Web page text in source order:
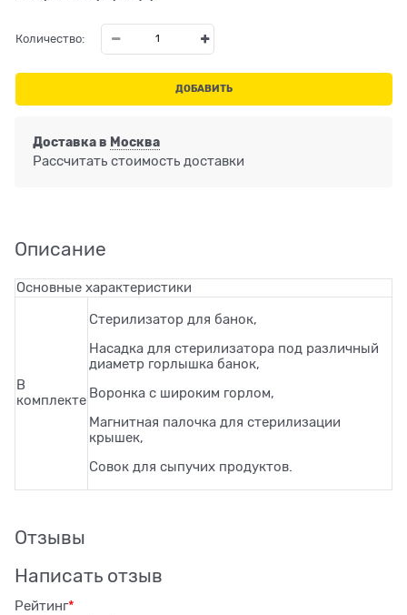
Количество:
ДОБАВИТЬ
Доставка в Москва
Рассчитать стоимость доставки
Описание
Основные характеристики
В
комплекте
Стерилизатор для банок,
Насадка для стерилизатора под различный
диаметр горлышка банок,
Воронка с широким горлом,
Магнитная палочка для стерилизации
крышек,
Совок для сыпучих продуктов.
Отзывы
Написать отзыв
Рейтинг